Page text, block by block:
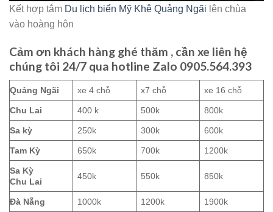
Kết hợp tắm Du lịch biển Mỹ Khê Quảng Ngãi lên chùa
vào hoàng hôn
Cảm ơn khách hàng ghé thăm , cần xe liên hệ
chúng tôi 24/7 qua hotline Zalo 0905.564.393
Quảng Ngãi xe 4 chỗ x7 chỗ xe 16 chỗ
Chu Lai 400 k 500k 800k
Sa kỳ 250k 300k 600k
Tam Kỳ 650k 700k 1200k
Sa Kỳ
Chu Lai
450k 550k 850k
Đà Nẵng 1000k 1200k 1900k